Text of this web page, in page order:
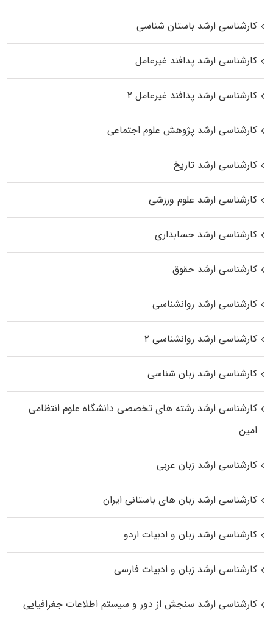
کارشناسی ارشد باستان شناسی
کارشناسی ارشد پدافند غیرعامل
کارشناسی ارشد پدافند غیرعامل ۲
کارشناسی ارشد پژوهش علوم اجتماعی
کارشناسی ارشد تاریخ
کارشناسی ارشد علوم ورزشی
کارشناسی ارشد حسابداری
کارشناسی ارشد حقوق
کارشناسی ارشد روانشناسی
کارشناسی ارشد روانشناسی ۲
کارشناسی ارشد زبان شناسی
کارشناسی ارشد رﺷﺘﻪ ﻫﺎی تخصصی داﻧﺸﮕﺎه ﻋﻠﻮم انتظامی
اﻣﻴﻦ
کارشناسی ارشد زبان عربی
کارشناسی ارشد زبان‌ های باستانی ایران
کارشناسی ارشد زبان و ادبیات اردو
کارشناسی ارشد زبان و ادبیات فارسی
کارشناسی ارشد سنجش از دور و سیستم اطلاعات جغرافیایی